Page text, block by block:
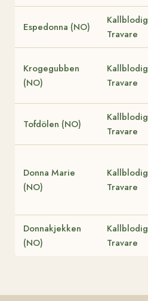
Espedonna (NO)
Kallblodig
Travare
Krogegubben
(NO)
Kallblodig
Travare
Tofdölen (NO)
Kallblodig
Travare
Donna Marie
(NO)
Kallblodig
Travare
Donnakjekken
(NO)
Kallblodig
Travare